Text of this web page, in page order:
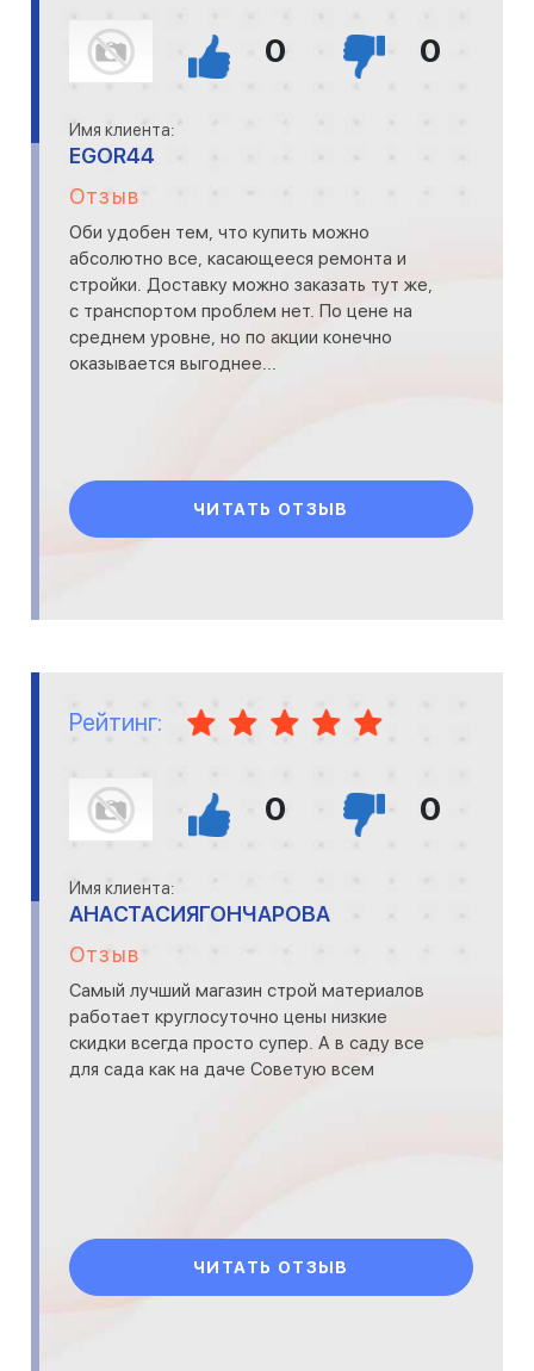
0 0
Имя клиента:
EGOR44
Отзыв
Оби удобен тем, что купить можно
абсолютно все, касающееся ремонта и
стройки. Доставку можно заказать тут же,
с транспортом проблем нет. По цене на
среднем уровне, но по акции конечно
оказывается выгоднее...
ЧИТАТЬ ОТЗЫВ
Рейтинг:
0 0
Имя клиента:
АНАСТАСИЯГОНЧАРОВА
Отзыв
Самый лучший магазин строй материалов
работает круглосуточно цены низкие
скидки всегда просто супер. А в саду все
для сада как на даче Советую всем
ЧИТАТЬ ОТЗЫВ